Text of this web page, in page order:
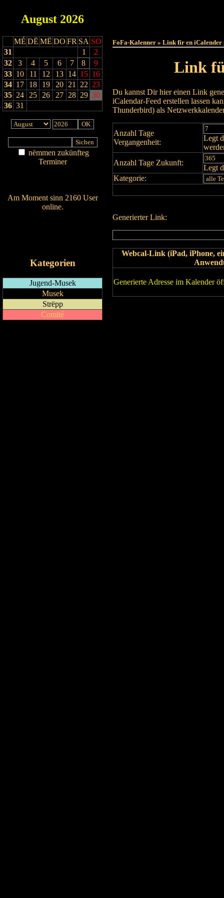
August 2026
MÉ DË MË DO FR SA SO
31
1
2
32
3 4 5 6 7 8
9
33 10 11 12 13 14 15 16
34 17 18 19 20 21 22 23
35 24 25 26 27 28 29 30
36 31
nëmmen zukünfteg
Terminer
Am Moment sinn 2160 User
online.
Kategorien
Jugend-Musek
Musek
Strëpp
Comité
FoFa-Kalenner » Link fir en iCalender
Link
Du kannst Dir hier einen Link
iCalendar-Feed erstellen lassen
Thunderbird) als
Anzahl Tage
Vergangenheit:
Legt
Anzahl Tage Zukunft:
Legt
Kategorie:
Generierter Link:
Webcal-Link (iPad, iPhone,
Generierte Adresse im Kalender